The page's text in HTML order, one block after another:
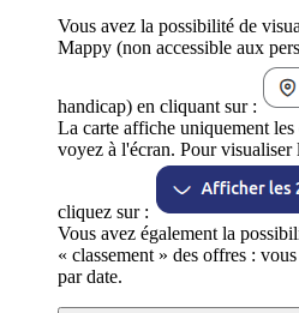
Vous avez la possibilité de
Mappy (non accessible aux
handicap) en cliquant sur :
La carte affiche uniquement
voyez à l'écran. Pour
cliquez sur :
Vous avez également la
« classement » des offres :
par date.